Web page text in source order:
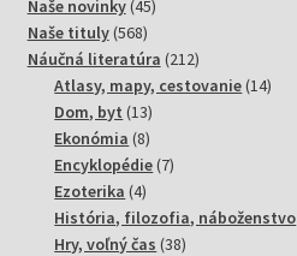
Naše novinky 4545
Naše tituly 568568
produktov
Náučná literatúra 212212
produktov
Atlasy, mapy, cestovanie 1414
Dom, byt 1313
produktov
Ekonómia 88
produktov
Encyklopédie 77
Ezoterika 44
produkty
História, filozofia, náboženstvo
Hry, voľný čas 3838